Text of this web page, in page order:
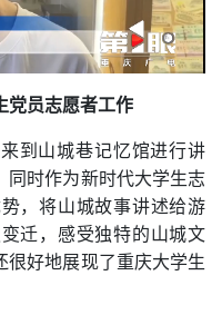
党员志愿者工作
到山城巷记忆馆进行讲
同时作为新时代大学生志
，将山城故事讲述给游
迁， 感受独特的山城文
很好地展现了重庆大学生